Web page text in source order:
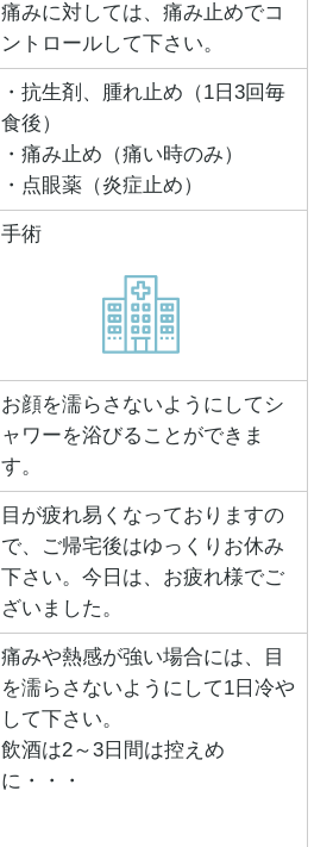
痛みに対しては、痛み止めでコ
ントロールして下さい。
・抗生剤、腫れ止め（1日3回毎
食後）
・痛み止め（痛い時のみ）
・点眼薬（炎症止め）
手術
お顔を濡らさないようにしてシ
ャワーを浴びることができま
す。
目が疲れ易くなっておりますの
で、ご帰宅後はゆっくりお休み
下さい。今日は、お疲れ様でご
ざいました。
痛みや熱感が強い場合には、目
を濡らさないようにして1日冷や
して下さい。
飲酒は2～3日間は控えめ
に・・・